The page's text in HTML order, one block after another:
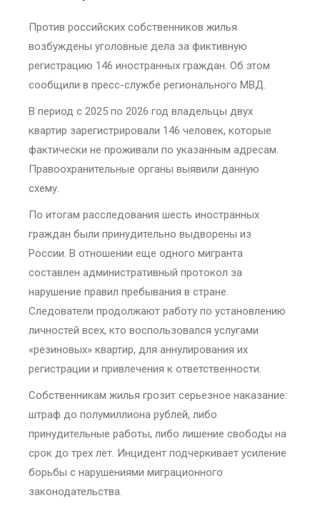
Против российских собственников жилья
возбуждены уголовные дела за фиктивную
регистрацию 146 иностранных граждан. Об этом
сообщили в пресс-службе регионального МВД.
В период с 2025 по 2026 год владельцы двух
квартир зарегистрировали 146 человек, которые
фактически не проживали по указанным адресам.
Правоохранительные органы выявили данную
схему.
По итогам расследования шесть иностранных
граждан были принудительно выдворены из
России. В отношении еще одного мигранта
составлен административный протокол за
нарушение правил пребывания в стране.
Следователи продолжают работу по установлению
личностей всех, кто воспользовался услугами
«резиновых» квартир, для аннулирования их
регистрации и привлечения к ответственности.
Собственникам жилья грозит серьезное наказание:
штраф до полумиллиона рублей, либо
принудительные работы, либо лишение свободы на
срок до трех лет. Инцидент подчеркивает усиление
борьбы с нарушениями миграционного
законодательства.